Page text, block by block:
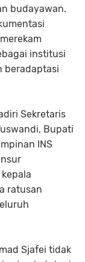
budayawan.
institusi
beradaptasi
Sekretaris
Bupati
INS
ratusan
Sjafei tidak